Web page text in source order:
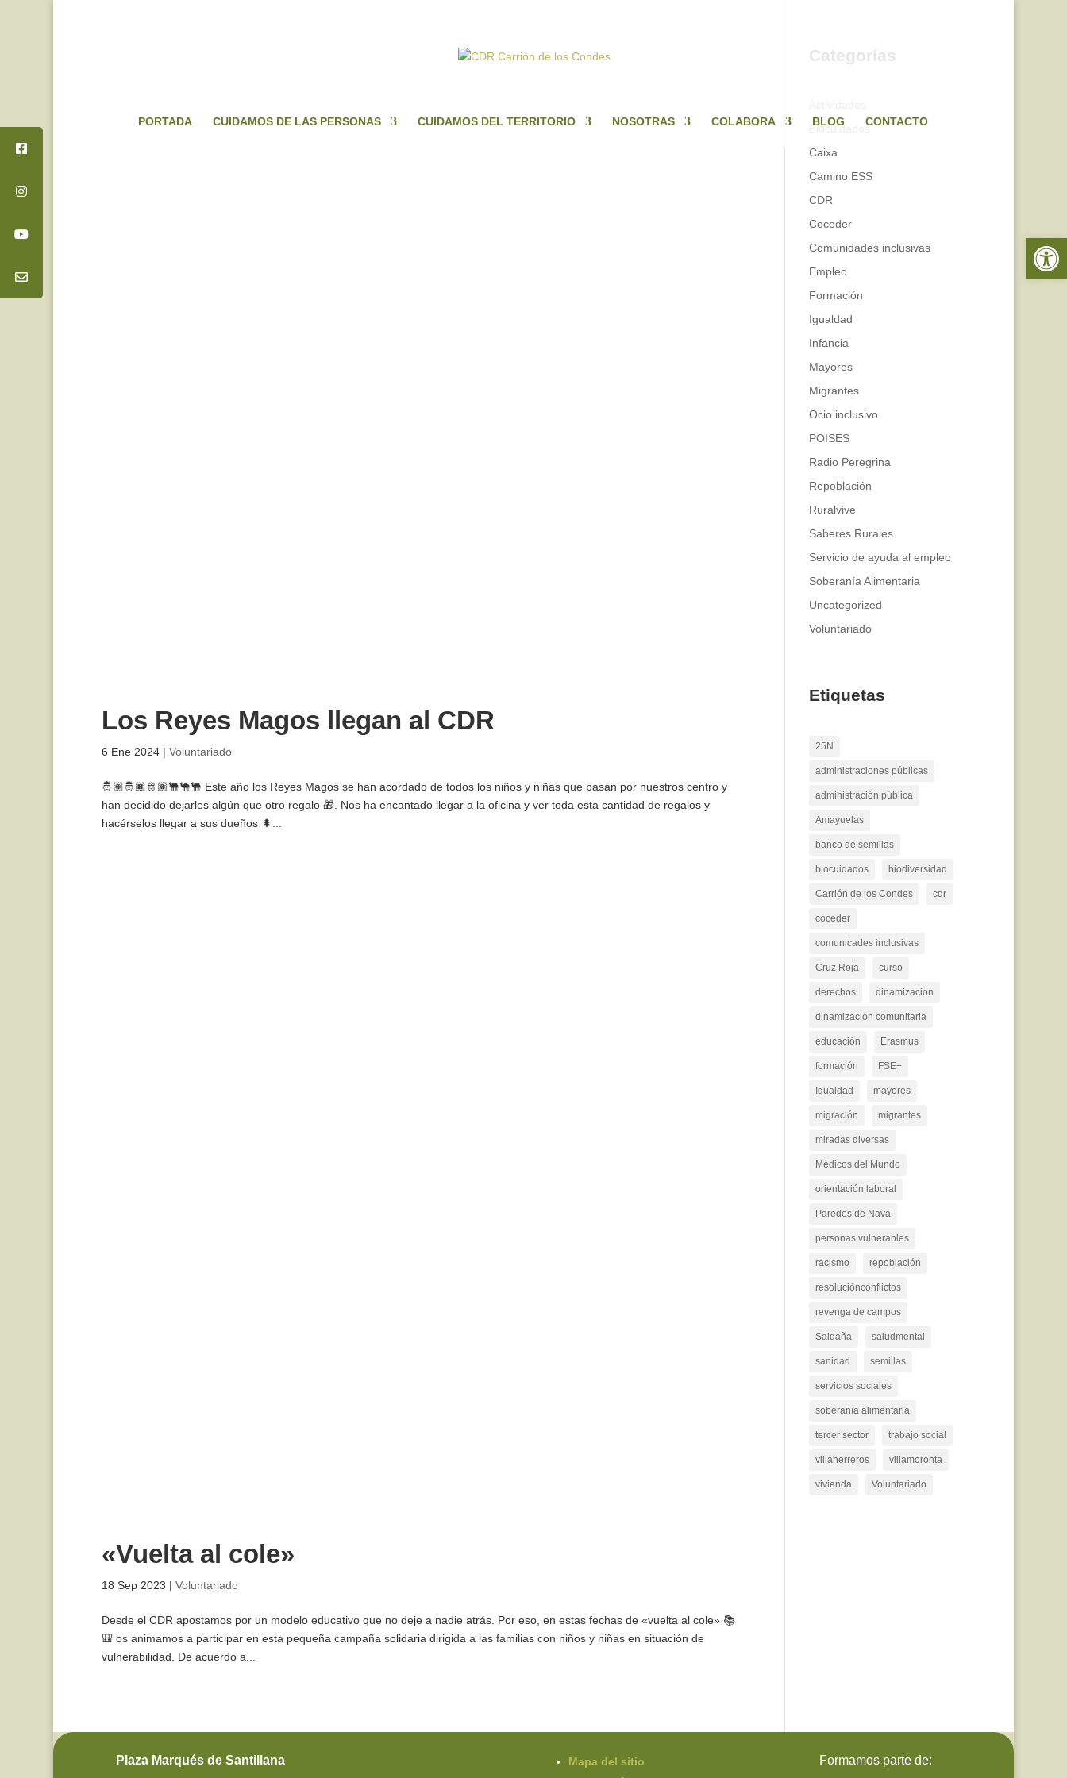
PORTADA CUIDAMOS DE LAS PERSONAS CUIDAMOS DEL TERRITORIO NOSOTRAS COLABORA BLOG CONTACTO
Los Reyes Magos llegan al CDR
6 Ene 2024| Voluntariado
🤴🏽🤴🏿🫅🏽🐫🐪🐫 Este año los Reyes Magos se han acordado de todos los niños y niñas que pasan por nuestros centro y
han decidido dejarles algún que otro regalo 🎁. Nos ha encantado llegar a la oficina y ver toda esta cantidad de regalos y
hacérselos llegar a sus dueños 🌲...
«Vuelta al cole»
18 Sep 2023 | Voluntariado
Desde el CDR apostamos por un modelo educativo que no deje a nadie atrás. Por eso, en estas fechas de «vuelta al cole» 📚
🎒 os animamos a participar en esta pequeña campaña solidaria dirigida a las familias con niños y niñas en situación de
vulnerabilidad. De acuerdo a...
Categorías
Biocuidados
Caixa
Camino ESS
CDR
Coceder
Comunidades inclusivas
Empleo
Formación
Igualdad
Infancia
Mayores
Migrantes
Ocio inclusivo
POISES
Radio Peregrina
Repoblación
Ruralvive
Saberes Rurales
Servicio de ayuda al empleo
Soberanía Alimentaria
Uncategorized
Voluntariado
Etiquetas
25N
administraciones públicas
administración pública
Amayuelas
banco de semillas
biocuidados biodiversidad
Carrión de los Condes cdr
coceder
comunicades inclusivas
Cruz Roja curso
derechos dinamizacion
dinamizacion comunitaria
educación Erasmus
formación FSE+
Igualdad mayores
migración migrantes
miradas diversas
Médicos del Mundo
orientación laboral
Paredes de Nava
personas vulnerables
racismo repoblación
resoluciónconflictos
revenga de campos
Saldaña saludmental
sanidad semillas
servicios sociales
soberanía alimentaria
tercer sector trabajo social
villaherreros villamoronta
vivienda Voluntariado
Plaza Marqués de Santillana
Mapa del sitio
Formamos parte de:
Abrir